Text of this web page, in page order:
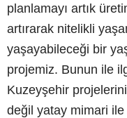
planlamayı artık
artırarak nitelikli
yaşayabileceği bir
projemiz. Bunun ile
Kuzeyşehir
değil yatay mimari